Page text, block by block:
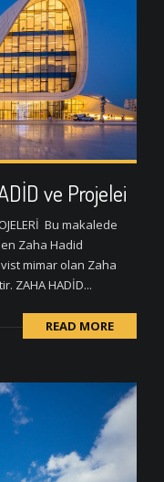
ve Projelei
Bu makalede
Zaha Hadid
mimar olan Zaha
ZAHA HADİD...
READ MORE